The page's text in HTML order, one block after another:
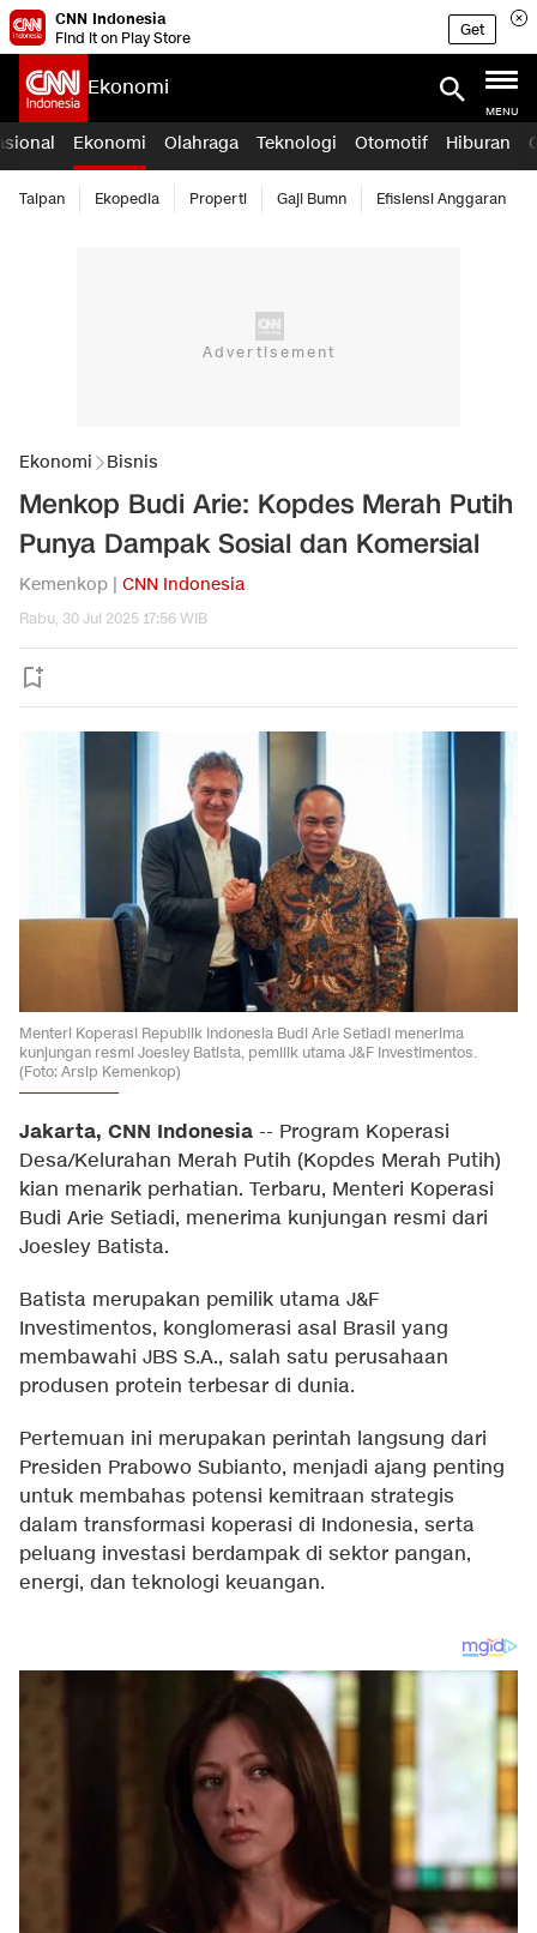
CNN Indonesia
Find it on Play Store
Get
Ekonomi
MENU
Ekonomi Olahraga Teknologi Otomotif Hiburan
Taipan Ekopedia Properti Gaji Bumn Efisiensi Anggaran
Ekonomi Bisnis
Menkop Budi Arie: Kopdes Merah Putih
Punya Dampak Sosial dan Komersial
Kemenkop | CNN Indonesia
Rabu, 30 Jul 2025 17:56 WIB
Menteri Koperasi Republik Indonesia Budi Arie Setiadi menerima
kunjungan resmi Joesley Batista, pemilik utama J&F Investimentos.
(Foto: Arsip Kemenkop)
Jakarta, CNN Indonesia -- Program Koperasi
Desa/Kelurahan Merah Putih (Kopdes Merah Putih)
kian menarik perhatian. Terbaru, Menteri Koperasi
Budi Arie Setiadi, menerima kunjungan resmi dari
Joesley Batista.
Batista merupakan pemilik utama J&F
Investimentos, konglomerasi asal Brasil yang
membawahi JBS S.A., salah satu perusahaan
produsen protein terbesar di dunia.
Pertemuan ini merupakan perintah langsung dari
Presiden Prabowo Subianto, menjadi ajang penting
untuk membahas potensi kemitraan strategis
dalam transformasi koperasi di Indonesia, serta
peluang investasi berdampak di sektor pangan,
energi, dan teknologi keuangan.